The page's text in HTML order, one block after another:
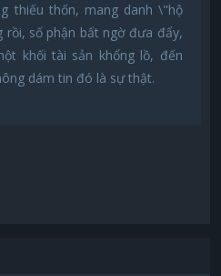
thiếu thốn, mang danh \"hộ
số phận bất ngờ đưa đẩy,
khối tài sản khổng lồ, đến
dám tin đó là sự thật.